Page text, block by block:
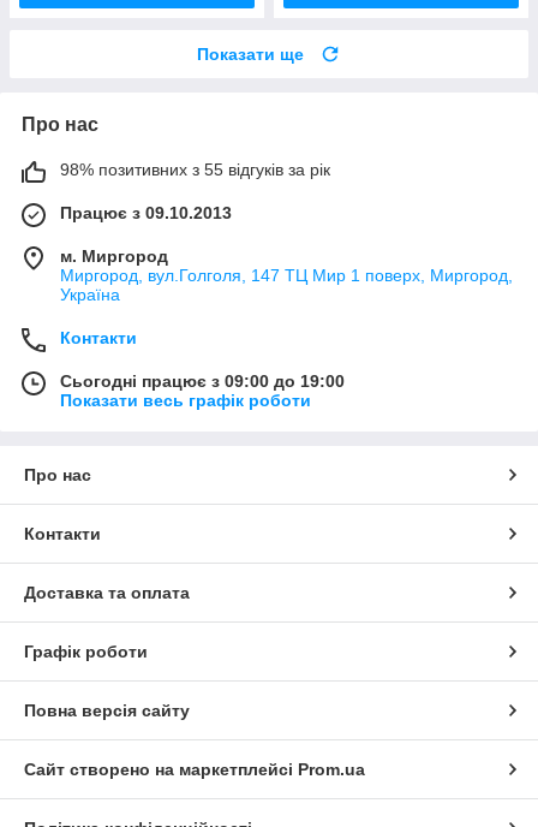
Показати ще
Про нас
98% позитивних з 55 відгуків за рік
Працює з 09.10.2013
м. Миргород
Миргород, вул.Голголя, 147 ТЦ Мир 1 поверх, Миргород,
Україна
Контакти
Сьогодні працює з 09:00 до 19:00
Показати весь графік роботи
Про нас
Контакти
Доставка та оплата
Графік роботи
Повна версія сайту
Сайт створено на маркетплейсі Prom.ua